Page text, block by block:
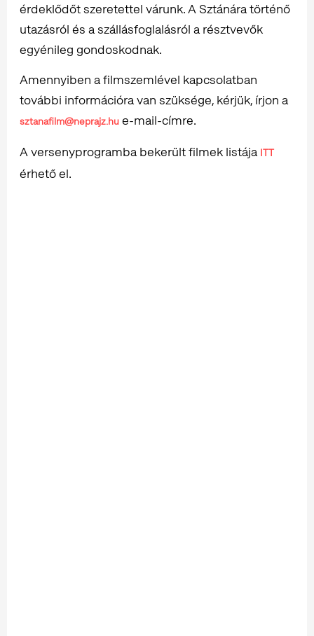
érdeklődőt szeretettel várunk. A Sztánára történő
utazásról és a szállásfoglalásról a résztvevők
egyénileg gondoskodnak.
Amennyiben a filmszemlével kapcsolatban
további információra van szüksége, kérjük, írjon a
sztanafilm@neprajz.hu e-mail-címre.
A versenyprogramba bekerült filmek listája ITT
érhető el.